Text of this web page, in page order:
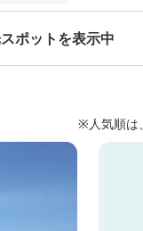
ポットを表示中
※人気順は